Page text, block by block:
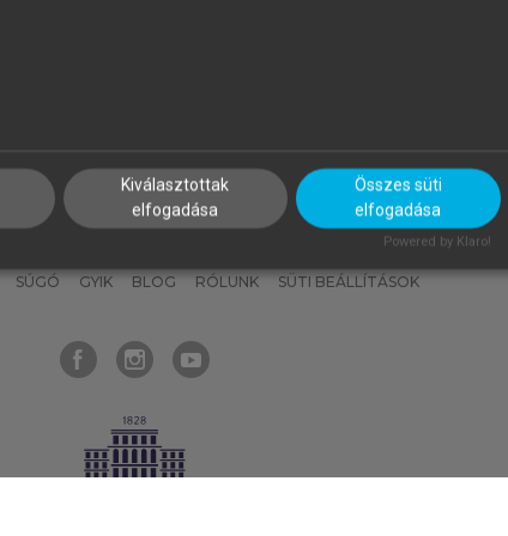
MI – ÁLTALÁNOS IRÁNYELVEK
SÚGÓ GYIK BLOG RÓLUNK SÜTI BEÁLLÍTÁSOK
Kiválasztottak
elfogadása
Összes süti
elfogadása
Powered by Klaro!